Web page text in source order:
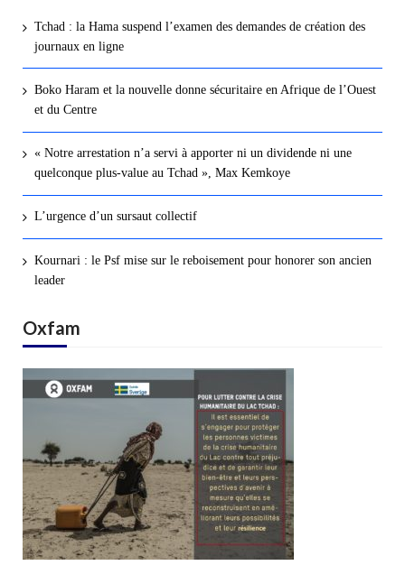
Tchad : la Hama suspend l’examen des demandes de création des
journaux en ligne
Boko Haram et la nouvelle donne sécuritaire en Afrique de l’Ouest
et du Centre
« Notre arrestation n’a servi à apporter ni un dividende ni une
quelconque plus-value au Tchad », Max Kemkoye
L’urgence d’un sursaut collectif
Kournari : le Psf mise sur le reboisement pour honorer son ancien
leader
Oxfam